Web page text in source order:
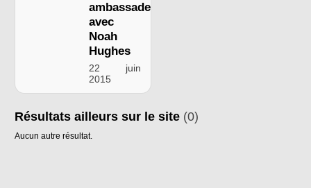
ambassadeurs
avec
Noah
Hughes
22 juin
2015
Résultats ailleurs sur le site (0)
Aucun autre résultat.